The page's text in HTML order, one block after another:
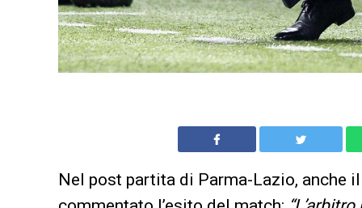
Nel post partita di Parma-Lazio, anche